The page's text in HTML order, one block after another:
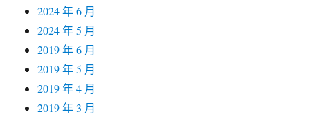
2024 年 6 月
2024 年 5 月
2019 年 6 月
2019 年 5 月
2019 年 4 月
2019 年 3 月